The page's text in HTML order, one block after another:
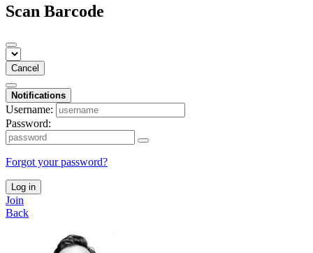
Scan Barcode
Cancel
Notifications
Username:
Password:
Forgot your password?
Log in
Join
Back